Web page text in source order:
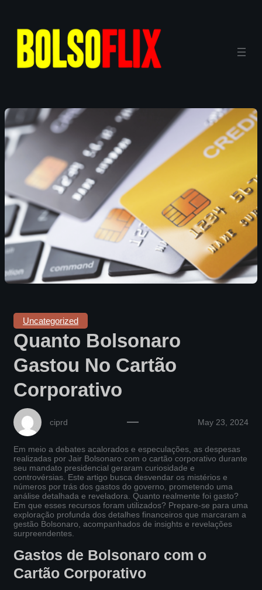
Uncategorized
Quanto Bolsonaro
Gastou No Cartão
Corporativo
ciprd May 23, 2024
Em meio a debates acalorados e especulações, as despesas
realizadas por Jair Bolsonaro com o cartão corporativo durante
seu mandato presidencial geraram curiosidade e
controvérsias. Este artigo busca desvendar os mistérios e
números por trás dos gastos do governo, prometendo uma
análise detalhada e reveladora. Quanto realmente foi gasto?
Em que esses recursos foram utilizados? Prepare-se para uma
exploração profunda dos detalhes financeiros que marcaram a
gestão Bolsonaro, acompanhados de insights e revelações
surpreendentes.
Gastos de Bolsonaro com o
Cartão Corporativo